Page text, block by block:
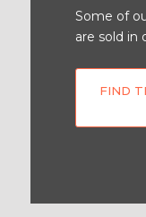
Some of
are sold in
FIND